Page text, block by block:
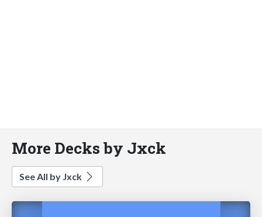
More Decks by Jxck
See All by Jxck